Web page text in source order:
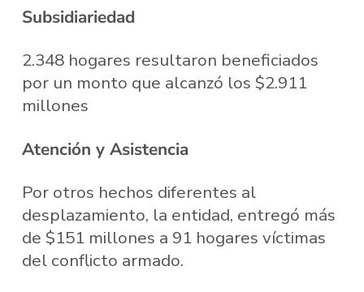
Subsidiariedad
2.348 hogares resultaron beneficiados
por un monto que alcanzó los $2.911
millones
Atención y Asistencia
Por otros hechos diferentes al
desplazamiento, la entidad, entregó más
de $151 millones a 91 hogares víctimas
del conflicto armado.